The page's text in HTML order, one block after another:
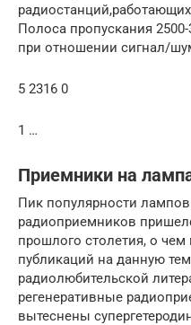
Полоса пропускания
при отношении сигнал/
5 2316 0
1 …
Приемники на
Пик популярности
радиоприемников
прошлого столетия, о
публикаций на данную
радиолюбительской
регенеративные
вытеснены